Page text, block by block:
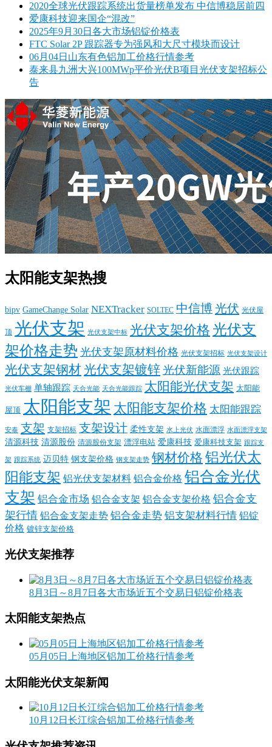
2020全球光伏跟踪系统出货量榜单发布 中信博稳居前四
爱康科技迎来国企“混改”
2025年9月30日各大市场铝锭价格表
FTC Solar 2P 跟踪器专为强风和大尺寸模块而设计
06月04日山东有色铝加工价格行情参考
泰来县九洲大兴100MWp平价光伏B项目光伏支架招标公
告
太阳能支架热搜
bipv GameChange Solar NEXTracker SOLTEC 中信博光伏 光伏屋
顶 光伏支架 光伏支架中标 光伏支架价格 光伏支
架价格走势 光伏支架原材料价格 光伏支架招标 光伏支架设计
光伏支架钢材光伏支架镀锌光伏新能源 光伏跟踪
光伏车棚 单轴跟踪 天合光能 天合光能跟踪 太阳能光伏支架 太阳能
屋顶 太阳能支架 太阳能支架价格 太阳能跟踪
安泰 支架 支架招标 支架设计 柔性支架 水上光伏 水面漂浮 水面漂浮支架
清源科技 清源股份 清源股份支架 漂浮电站 爱康科技 爱康科技支架 跟踪支
架 跟踪系统 迈贝特 钢支架价格 钢支架走势 钢材价格 铝光伏太
阳能支架 铝光伏支架材料 铝合金价格 铝合金光伏
支架 铝合金市场 铝合金支架 铝合金支架价格 铝合金支
架行情 铝合金支架走势 铝合金走势 铝支架材料行情 铝锭
价格 镀锌支架价格
光伏支架推荐
8月3日～8月7日各大市场近五个交易日铝锭价格表
太阳能支架热点
05月05日上海地区铝加工价格行情参考
太阳能光伏支架新闻
10月12日长江综合铝加工价格行情参考